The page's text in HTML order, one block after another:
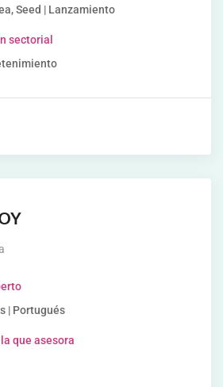
Seed | Lanzamiento
sectorial
| Portugués
que asesora